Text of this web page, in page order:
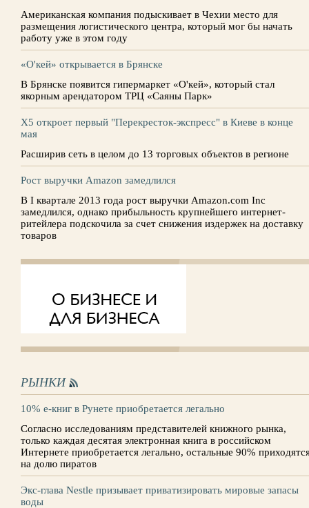
Американская компания подыскивает в Чехии место для
размещения логистического центра, который мог бы начать
работу уже в этом году
«О'кей» открывается в Брянске
В Брянске появится гипермаркет «О'кей», который стал
якорным арендатором ТРЦ «Саяны Парк»
X5 откроет первый "Перекресток-экспресс" в Киеве в конце
мая
Расширив сеть в целом до 13 торговых объектов в регионе
Рост выручки Amazon замедлился
В I квартале 2013 года рост выручки Amazon.com Inc
замедлился, однако прибыльность крупнейшего интернет-
ритейлера подскочила за счет снижения издержек на доставку
товаров
РЫНКИ
10% е-книг в Рунете приобретается легально
Согласно исследованиям представителей книжного рынка,
только каждая десятая электронная книга в российском
Интернете приобретается легально, остальные 90%
на долю пиратов
Экс-глава Nestle призывает приватизировать мировые запасы
воды